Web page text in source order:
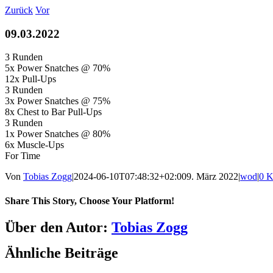
Zum
springen
Zurück Vor
09.03.2022
3 Runden
5x Power Snatches @ 70%
12x Pull-Ups
3 Runden
3x Power Snatches @ 75%
8x Chest to Bar Pull-Ups
3 Runden
1x Power Snatches @ 80%
6x Muscle-Ups
For Time
Von Tobias Zogg|2024-06-10T07:48:32+02:009. März 2022|wod|0
Share This Story, Choose Your Platform!
Facebook
LinkedIn
WhatsApp
Telegram
Tumblr
Pinterest
Vk
Xing
E-
Mail
Über den Autor: Tobias Zogg
Ähnliche Beiträge